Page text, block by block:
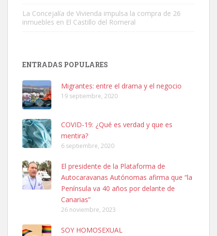
Leales.org » Gran Canaria
Ninfa perdida
El día 5 se los perdió una ninfa papillera, asustada tiene miedo a la
calle, se perdió por la zon...
Leales.org » Gran Canaria
6.7.2025
La Concejalía de Vivienda impulsa la compra de 26
inmuebles en El Castillo del Romeral
ENTRADAS POPULARES
Migrantes: entre el drama y el negocio
19 septiembre, 2020
COVID-19: ¿Qué es verdad y que es
mentira?
6 septiembre, 2020
El presidente de la Plataforma de
Autocaravanas Autónomas afirma que “la
Península va 40 años por delante de
Canarias”
26 noviembre, 2023
SOY HOMOSEXUAL